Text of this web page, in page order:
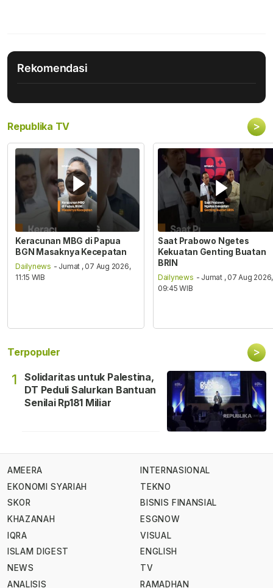
Rekomendasi
Republika TV >
Keracunan MBG di Papua
BGN Masaknya Kecepatan
Dailynews - Jumat , 07 Aug 2026,
11:15 WIB
Saat Prabowo Ngetes
Kekuatan Genting Buatan
BRIN
Dailynews - Jumat , 07 Aug 2026,
09:45 WIB
Terpopuler >
1
Solidaritas untuk Palestina,
DT Peduli Salurkan Bantuan
Senilai Rp181 Miliar
AMEERA
EKONOMI SYARIAH
SKOR
KHAZANAH
IQRA
ISLAM DIGEST
NEWS
ANALISIS
INTERNASIONAL
TEKNO
BISNIS FINANSIAL
ESGNOW
VISUAL
ENGLISH
TV
RAMADHAN